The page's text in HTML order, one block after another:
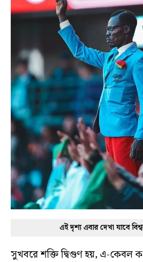
এই দৃশ্য এবার দেখা যাবে
সুখবরে শক্তি দ্বিগুণ হয়, এ-কেবল